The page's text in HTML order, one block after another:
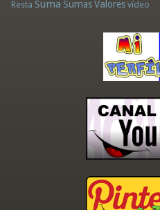
Resta Suma Sumas Valores vídeo